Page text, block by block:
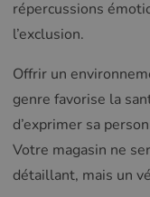
répercussions
l’exclusion.
Offrir un
genre favorise la
d’exprimer sa
Votre magasin ne
détaillant, mais un